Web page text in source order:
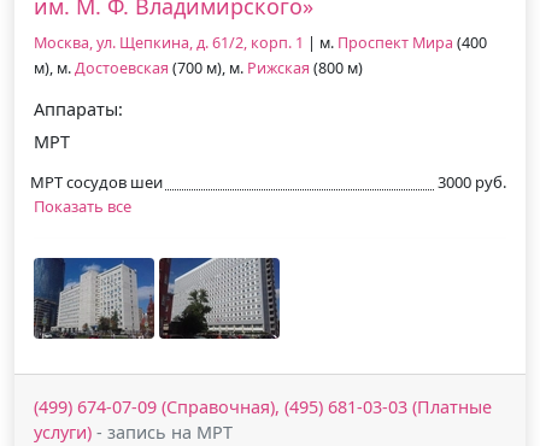
Москва, ул. Щепкина, д. 61/2, корп. 1 | м. Проспект Мира (400
м), м.Достоевская (700 м), м. Рижская (800 м)
Аппараты:
МРТ
МРТ сосудов шеи
3000 руб.
Показать все
(499) 674-07-09 (Справочная), (495) 681-03-03 (Платные
услуги) - запись на МРТ